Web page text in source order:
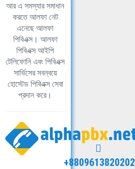
আর এ সমস্যার সমাধান
করতে আলফা নেট
এনেছে আলফা
পিবিএক্স। আলফা
পিবিএক্স আইপি
টেলিফোনি এবং পিবিএক্স
সার্ভিসের সবন্বয়ে
হোস্টেড পিবিএক্স সেবা
প্রদান করে।
+8809613820202